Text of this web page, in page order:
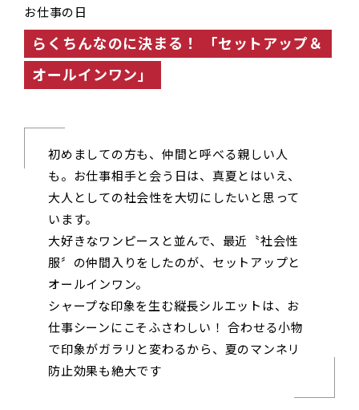
お仕事の日
らくちんなのに決まる！ 「セットアップ＆
オールインワン」
初めましての方も、仲間と呼べる親しい人
も。お仕事相手と会う日は、真夏とはいえ、
大人としての社会性を大切にしたいと思って
います。
大好きなワンピースと並んで、最近〝社会性
服〞の仲間入りをしたのが、セットアップと
オールインワン。
シャープな印象を生む縦長シルエットは、お
仕事シーンにこそふさわしい！ 合わせる小物
で印象がガラリと変わるから、夏のマンネリ
防止効果も絶大です